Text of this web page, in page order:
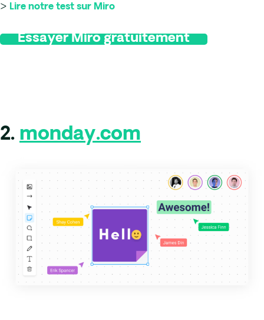
> Lire notre test sur Miro
Essayer Miro gratuitement
2. monday.com